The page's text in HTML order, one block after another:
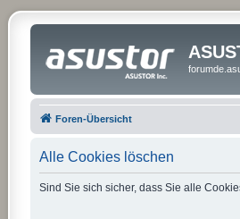
Foren-Übersicht
Alle Cookies löschen
Sind Sie sich sicher, dass Sie alle